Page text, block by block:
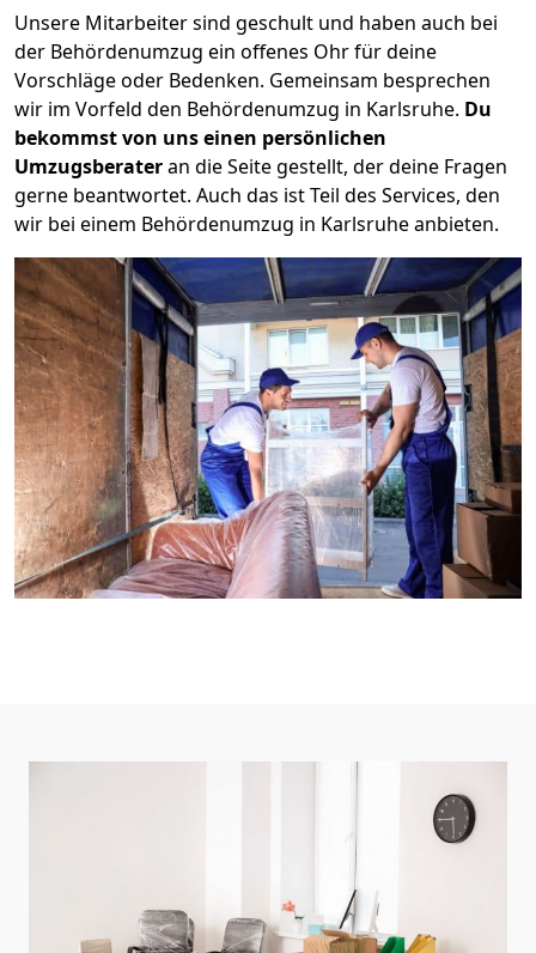
Unsere Mitarbeiter sind geschult und haben auch bei
der Behördenumzug ein offenes Ohr für deine
Vorschläge oder Bedenken. Gemeinsam besprechen
wir im Vorfeld den Behördenumzug in Karlsruhe. Du
bekommst von uns einen persönlichen
Umzugsberateran die Seite gestellt, der deine Fragen
gerne beantwortet. Auch das ist Teil des Services, den
wir bei einem Behördenumzug in Karlsruhe anbieten.